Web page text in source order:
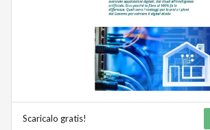
Scaricalo gratis!